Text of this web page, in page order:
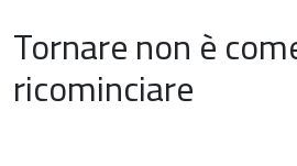
Tornare non è
ricominciare